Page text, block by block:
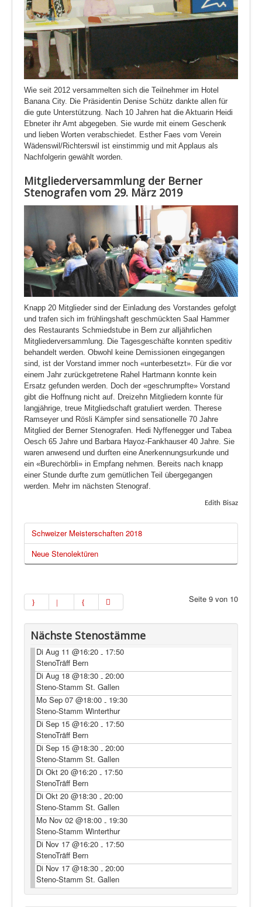
Wie seit 2012 versammelten sich die Teilnehmer im Hotel
Banana City. Die Präsidentin Denise Schütz dankte allen für
die gute Unterstützung. Nach 10 Jahren hat die Aktuarin Heidi
Ebneter ihr Amt abgegeben. Sie wurde mit einem Geschenk
und lieben Worten verabschiedet. Esther Faes vom Verein
Wädenswil/Richterswil ist einstimmig und mit Applaus als
Nachfolgerin gewählt worden.
Mitgliederversammlung der Berner
Stenografen vom 29. März 2019
Knapp 20 Mitglieder sind der Einladung des Vorstandes gefolgt
und trafen sich im frühlingshaft geschmückten Saal Hammer
des Restaurants Schmiedstube in Bern zur alljährlichen
Mitgliederversammlung. Die Tagesgeschäfte konnten speditiv
behandelt werden. Obwohl keine Demissionen eingegangen
sind, ist der Vorstand immer noch «unterbesetzt». Für die vor
einem Jahr zurückgetretene Rahel Hartmann konnte kein
Ersatz gefunden werden. Doch der «geschrumpfte» Vorstand
gibt die Hoffnung nicht auf. Dreizehn Mitgliedern konnte für
langjährige, treue Mitgliedschaft gratuliert werden. Therese
Ramseyer und Rösli Kämpfer sind sensationelle 70 Jahre
Mitglied der Berner Stenografen. Hedi Nyffenegger und Tabea
Oesch 65 Jahre und Barbara Hayoz-Fankhauser 40 Jahre. Sie
waren anwesend und durften eine Anerkennungsurkunde und
ein «Burechörbli» in Empfang nehmen. Bereits nach knapp
einer Stunde durfte zum gemütlichen Teil übergegangen
werden. Mehr im nächsten Stenograf.
Edith Bisaz
Schweizer Meisterschaften 2018
Neue Stenolektüren
Seite 9 von 10
Nächste Stenostämme
Di Aug 11 @16:20 - 17:50
StenoTräff Bern
Di Aug 18 @18:30 - 20:00
Steno-Stamm St. Gallen
Mo Sep 07 @18:00 - 19:30
Steno-Stamm Winterthur
Di Sep 15 @16:20 - 17:50
StenoTräff Bern
Di Sep 15 @18:30 - 20:00
Steno-Stamm St. Gallen
Di Okt 20 @16:20 - 17:50
StenoTräff Bern
Di Okt 20 @18:30 - 20:00
Steno-Stamm St. Gallen
Mo Nov 02 @18:00 - 19:30
Steno-Stamm Winterthur
Di Nov 17 @16:20 - 17:50
StenoTräff Bern
Di Nov 17 @18:30 - 20:00
Steno-Stamm St. Gallen